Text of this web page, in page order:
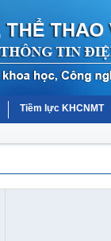
Tiềm lực KHCNMT